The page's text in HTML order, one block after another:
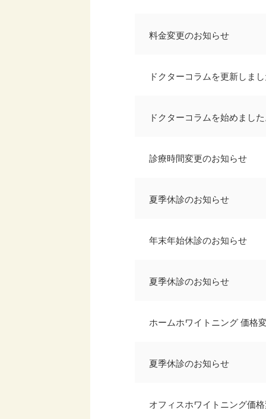
料金変更のお知らせ
ドクターコラムを更新しまし
ドクターコラムを始めました
診療時間変更のお知らせ
夏季休診のお知らせ
年末年始休診のお知らせ
夏季休診のお知らせ
ホームホワイトニング 価格
夏季休診のお知らせ
オフィスホワイトニング価